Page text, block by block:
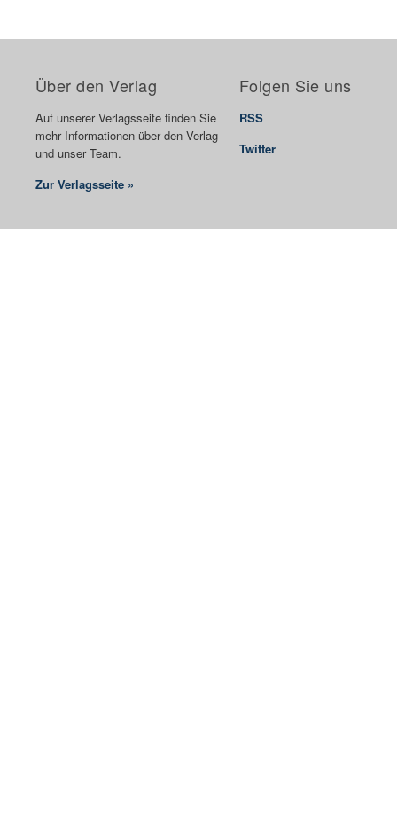
Über den Verlag
Auf unserer Verlagsseite finden Sie
mehr Informationen über den Verlag
und unser Team.
Zur Verlagsseite »
Folgen Sie uns
RSS
Twitter